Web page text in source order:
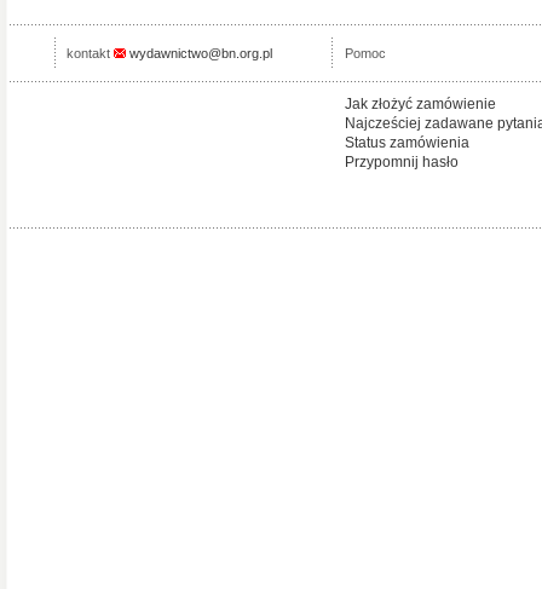
kontakt wydawnictwo@bn.org.pl Pomoc
Jak złożyć zamówienie
Najcześciej zadawane
Status zamówienia
Przypomnij hasło